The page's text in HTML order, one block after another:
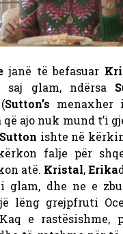
janë të befasuar
glam, ndërsa
(Sutton’s menaxher
ajo nuk mund t’i
Sutton ishte në
falje për
atë. Kristal,Erika
glam, dhe ne e
lëng grejpfruti
e rastësishme,